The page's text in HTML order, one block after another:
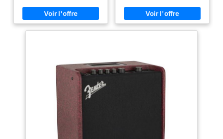
bouton TAP pour
correspondre aux
tempos des
incluent une entrée
auxiliaire pour une
connexion facile à
pratique privée, un
suffisamment polyvalent pour
tout style de jeu de guitare.
Champion II offre des sons
clairs et overdrive Fender de
du blues au métal, il est facile
de trouver le bon son. Il existe
également une sélection
d'effets intégrés comprenant
réverbération, délai/écho,
chorus, trémolo, Vibratone et
bien plus encore. Les temps de
retard et les vitesses de trémolo
peuvent facilement être réglés
avec le bouton TAP pour
USB
Special Design de 8", offre à
tous les guitaristes un son de
guitare supérieur Idéal pour les
guitaristes électriques
fonctionnalités polyvalentes, ce
qui en fait un ajout élégant et
et bien plus encore L'écran
couleur LCD intuitif et le grand
cadran encodeur permettent une
navigation sans effort Dispose